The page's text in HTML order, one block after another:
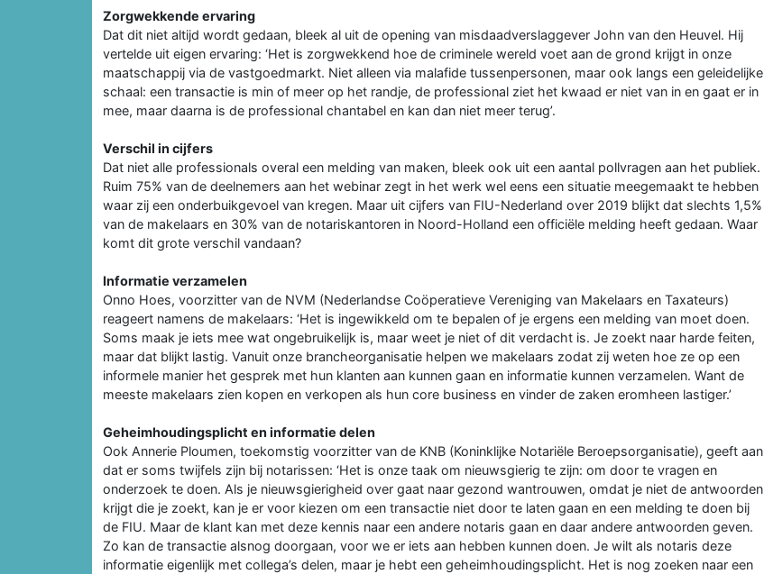
Zorgwekkende ervaring
Dat dit niet altijd wordt gedaan, bleek al uit de opening van misdaadverslaggever John van den Heuvel. Hij
vertelde uit eigen ervaring: ‘Het is zorgwekkend hoe de criminele wereld voet aan de grond krijgt in onze
maatschappij via de vastgoedmarkt. Niet alleen via malafide tussenpersonen, maar ook langs een geleidelijke
schaal: een transactie is min of meer op het randje, de professional ziet het kwaad er niet van in en gaat er in
mee, maar daarna is de professional chantabel en kan dan niet meer terug’.
Verschil in cijfers
Dat niet alle professionals overal een melding van maken, bleek ook uit een aantal pollvragen aan het publiek.
Ruim 75% van de deelnemers aan het webinar zegt in het werk wel eens een situatie meegemaakt te hebben
waar zij een onderbuikgevoel van kregen. Maar uit cijfers van FIU-Nederland over 2019 blijkt dat slechts 1,5%
van de makelaars en 30% van de notariskantoren in Noord-Holland een officiële melding heeft gedaan. Waar
komt dit grote verschil vandaan?
Informatie verzamelen
Onno Hoes, voorzitter van de NVM (Nederlandse Coöperatieve Vereniging van Makelaars en Taxateurs)
reageert namens de makelaars: ‘Het is ingewikkeld om te bepalen of je ergens een melding van moet doen.
Soms maak je iets mee wat ongebruikelijk is, maar weet je niet of dit verdacht is. Je zoekt naar harde feiten,
maar dat blijkt lastig. Vanuit onze brancheorganisatie helpen we makelaars zodat zij weten hoe ze op een
informele manier het gesprek met hun klanten aan kunnen gaan en informatie kunnen verzamelen. Want de
meeste makelaars zien kopen en verkopen als hun core business en vinder de zaken eromheen lastiger.’
Geheimhoudingsplicht en informatie delen
Ook Annerie Ploumen, toekomstig voorzitter van de KNB (Koninklijke Notariële Beroepsorganisatie), geeft aan
dat er soms twijfels zijn bij notarissen: ‘Het is onze taak om nieuwsgierig te zijn: om door te vragen en
onderzoek te doen. Als je nieuwsgierigheid over gaat naar gezond wantrouwen, omdat je niet de antwoorden
krijgt die je zoekt, kan je er voor kiezen om een transactie niet door te laten gaan en een melding te doen bij
de FIU. Maar de klant kan met deze kennis naar een andere notaris gaan en daar andere antwoorden geven.
Zo kan de transactie alsnog doorgaan, voor we er iets aan hebben kunnen doen. Je wilt als notaris deze
informatie eigenlijk met collega’s delen, maar je hebt een geheimhoudingsplicht. Het is nog zoeken naar een